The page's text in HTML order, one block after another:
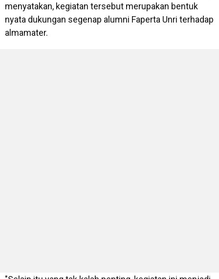
menyatakan, kegiatan tersebut merupakan bentuk
nyata dukungan segenap alumni Faperta Unri terhadap
almamater.